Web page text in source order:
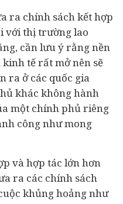
ra chính sách kết hợp
với thị trường lao
cần lưu ý rằng nền
tế rất mở nên sẽ
ra ở các quốc gia
khác không hành
một chính phủ riêng
công như mong
và hợp tác lớn hơn
ra các chính sách
khủng hoảng như